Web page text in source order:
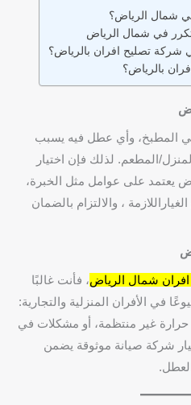
شمال الرياض؟
في شمال الرياض
شركة تصليح افران بالرياض؟
بالرياض؟
المطبخ، وأي عطل فيه يسبب
المطعم. لذلك فإن اختيار
يعتمد على عوامل مثل الخبرة،
، والالتزام بالضمان
شمال الرياض، فأنت غالبًا
في الأفران المنزلية والتجارية:
غير منتظمة، أو مشكلات في
شركة صيانة موثوقة يضمن